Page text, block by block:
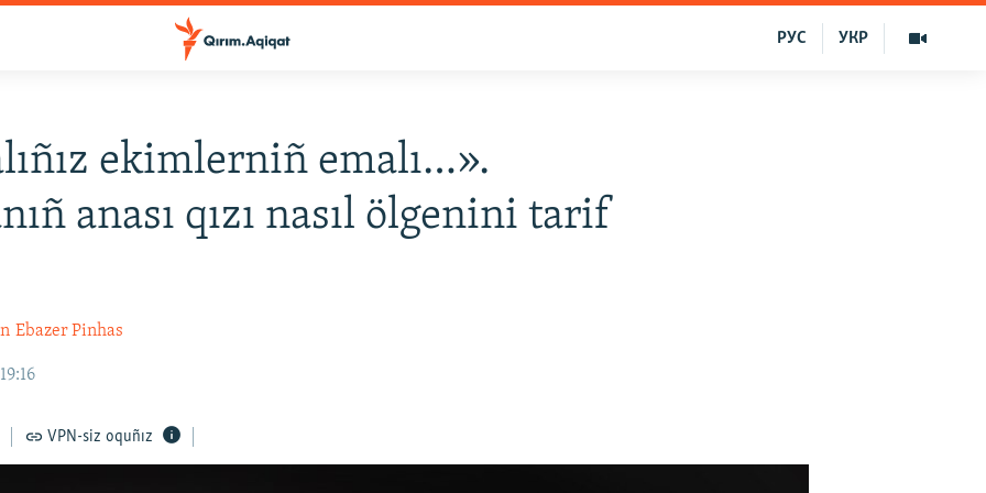
УКР
РУС
ekimlerniñ emalı…».
anası qızı nasıl ölgenini tarif
Ebazer Pinhas
VPN-siz oquñız